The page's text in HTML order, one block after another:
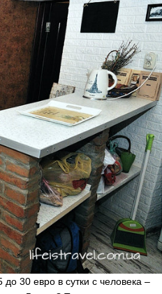
30 евро в сутки с человека –